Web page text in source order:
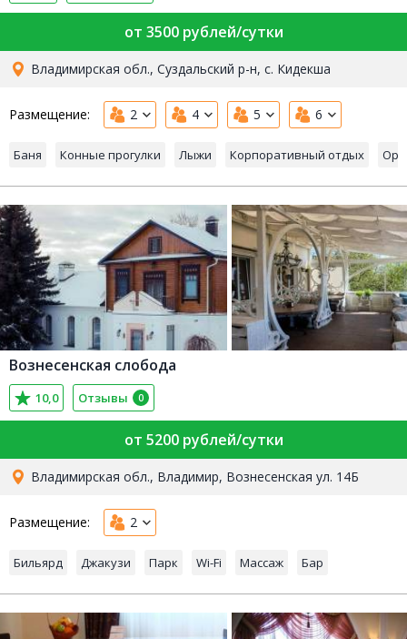
от 3500 рублей/сутки
Владимирская обл., Суздальский р-н, с. Кидекша
Размещение: 2 4 5 6
Баня Конные прогулки Лыжи Корпоративный отдых
Вознесенская слобода
10,0 Отзывы 0
от 5200 рублей/сутки
Владимирская обл., Владимир, Вознесенская ул. 14Б
Размещение: 2
Бильярд Джакузи Парк Wi-Fi Массаж Бар